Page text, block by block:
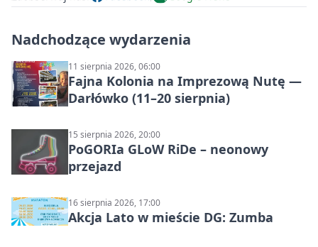
Nadchodzące wydarzenia
11 sierpnia 2026, 06:00
Fajna Kolonia na Imprezową Nutę —
Darłówko (11–20 sierpnia)
15 sierpnia 2026, 20:00
PoGORIa GLoW RiDe – neonowy
przejazd
16 sierpnia 2026, 17:00
Akcja Lato w mieście DG: Zumba